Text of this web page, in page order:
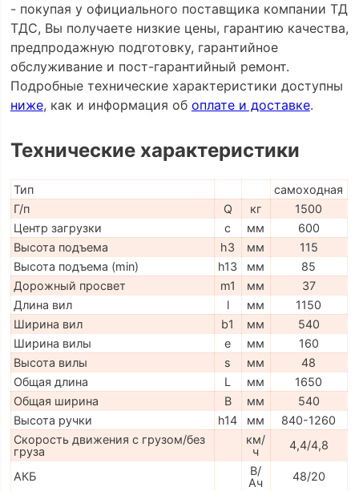
- покупая у официального поставщика компании ТД
ТДС, Вы получаете низкие цены, гарантию качества,
предпродажную подготовку, гарантийное
обслуживание и пост-гарантийный ремонт.
Подробные технические характеристики доступны
ниже, как и информация об оплате и доставке.
Технические характеристики
Тип
самоходная
Г/п
Q кг
1500
Центр загрузки
c мм
600
Высота подъема
h3 мм
115
Высота подъема (min)
h13 мм
85
Дорожный просвет
m1 мм
37
Длина вил
l мм
1150
Ширина вил
b1 мм
540
Ширина вилы
e мм
160
Высота вилы
s мм
48
Общая длина
L мм
1650
Общая ширина
B мм
540
Высота ручки
h14 мм
840-1260
Скорость движения с грузом/без
груза
км/
ч
4,4/4,8
АКБ
В/
Ач
48/20